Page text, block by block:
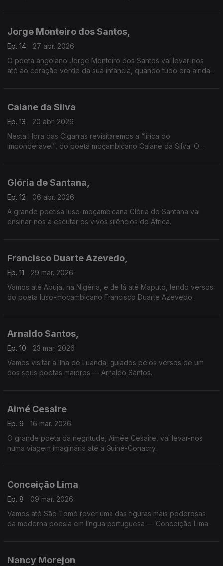
Jorge Monteiro dos Santos,
Ep. 14
27 abr. 2026
O poeta angolano Jorge Monteiro dos Santos vai levar-nos
até ao coração verde da sua infância, quando tudo era ainda
Calane da Silva
Ep. 13
20 abr. 2026
Nesta Hora das Cigarras revisitaremos a “lírica do
imponderável”, do poeta moçambicano Calane da Silva. O
Glória de Santana,
Ep. 12
06 abr. 2026
A grande poetisa luso-moçambicana Glória de Santana vai
ensinar-nos a escutar os vivos silêncios de África.
Francisco Duarte Azevedo,
Ep. 11
29 mar. 2026
Vamos até Abuja, na Nigéria, e de lá até Maputo, lendo versos
do poeta luso-moçambicano Francisco Duarte Azevedo.
Arnaldo Santos,
Ep. 10
23 mar. 2026
Vamos visitar a Ilha de Luanda, guiados pelos versos de um
dos seus poetas maiores — Arnaldo Santos.
Aimé Cesaire
Ep. 9
16 mar. 2026
O grande poeta da negritude, Aimée Cesaire, vai levar-nos
numa viagem imaginária até à Guiné-Conacry.
Conceição Lima
Ep. 8
09 mar. 2026
Vamos até São Tomé rever uma das figuras mais poderosas
da moderna poesia em língua portuguesa — Conceição Lima.
Nancy Morejon